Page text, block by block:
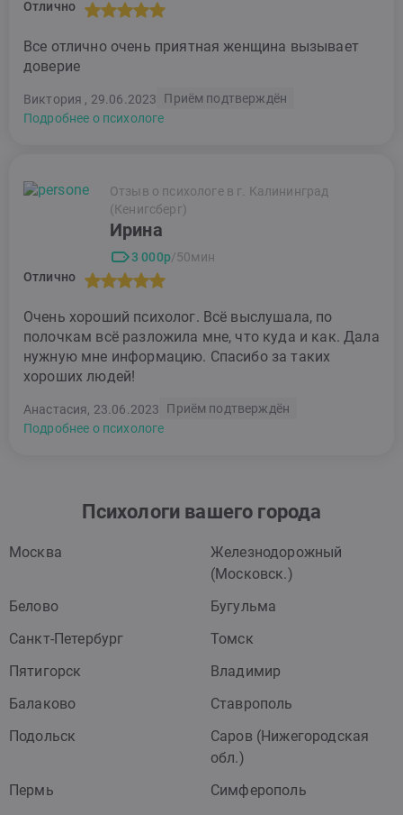
Отлично
Все отлично очень приятная женщина вызывает
доверие
Виктория , 29.06.2023
Приём подтверждён
Подробнее о психологе
Отзыв о психологе в г. Калининград
(Кенигсберг)
Ирина
3 000р/50мин
Отлично
Очень хороший психолог. Всё выслушала, по
полочкам всё разложила мне, что куда и как. Дала
нужную мне информацию. Спасибо за таких
хороших людей!
Анастасия, 23.06.2023
Приём подтверждён
Подробнее о психологе
Психологи вашего города
Москва
Железнодорожный
(Московск.)
Белово
Бугульма
Санкт-Петербург
Томск
Пятигорск
Владимир
Балаково
Ставрополь
Подольск
Саров (Нижегородская
обл.)
Пермь
Симферополь